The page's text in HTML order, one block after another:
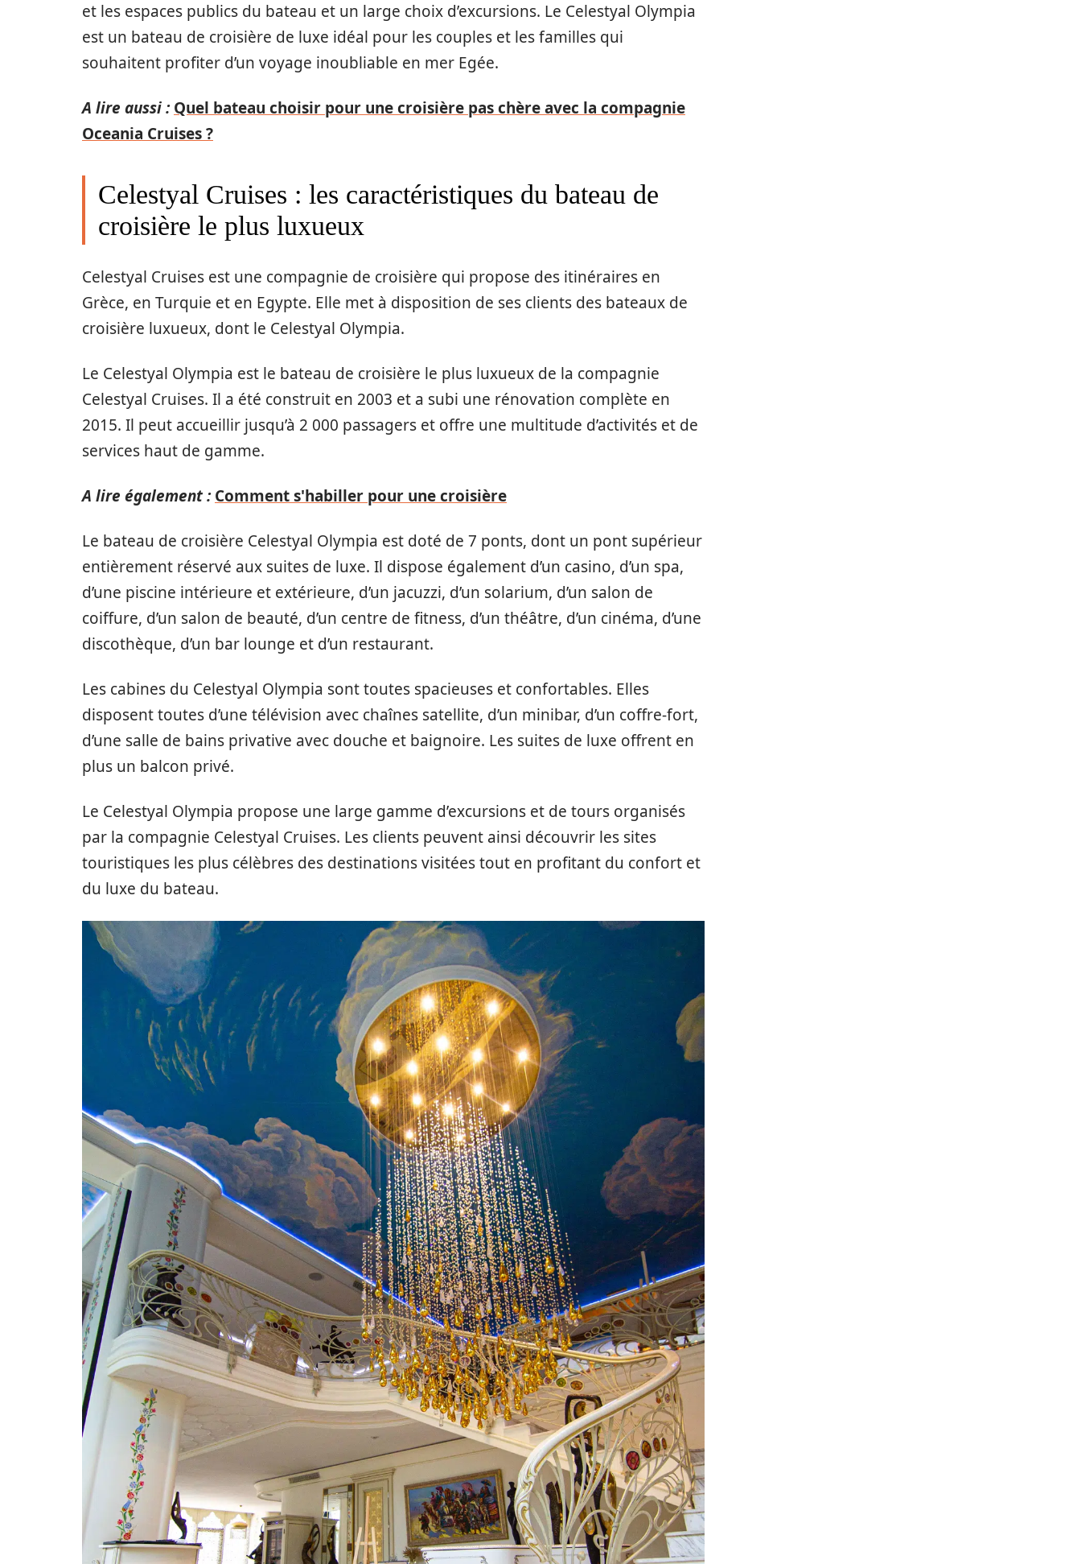
et les espaces publics du bateau et un large choix d’excursions. Le Celestyal Olympia
est un bateau de croisière de luxe idéal pour les couples et les familles qui
souhaitent profiter d’un voyage inoubliable en mer Egée.
A lire aussi : Quel bateau choisir pour une croisière pas chère avec la compagnie
Oceania Cruises ?
Celestyal Cruises : les caractéristiques du bateau de
croisière le plus luxueux
Celestyal Cruises est une compagnie de croisière qui propose des itinéraires en
Grèce, en Turquie et en Egypte. Elle met à disposition de ses clients des bateaux de
croisière luxueux, dont le Celestyal Olympia.
Le Celestyal Olympia est le bateau de croisière le plus luxueux de la compagnie
Celestyal Cruises. Il a été construit en 2003 et a subi une rénovation complète en
2015. Il peut accueillir jusqu’à 2 000 passagers et offre une multitude d’activités et de
services haut de gamme.
A lire également : Comment s'habiller pour une croisière
Le bateau de croisière Celestyal Olympia est doté de 7 ponts, dont un pont supérieur
entièrement réservé aux suites de luxe. Il dispose également d’un casino, d’un spa,
d’une piscine intérieure et extérieure, d’un jacuzzi, d’un solarium, d’un salon de
coiffure, d’un salon de beauté, d’un centre de fitness, d’un théâtre, d’un cinéma, d’une
discothèque, d’un bar lounge et d’un restaurant.
Les cabines du Celestyal Olympia sont toutes spacieuses et confortables. Elles
disposent toutes d’une télévision avec chaînes satellite, d’un minibar, d’un coffre-fort,
d’une salle de bains privative avec douche et baignoire. Les suites de luxe offrent en
plus un balcon privé.
Le Celestyal Olympia propose une large gamme d’excursions et de tours organisés
par la compagnie Celestyal Cruises. Les clients peuvent ainsi découvrir les sites
touristiques les plus célèbres des destinations visitées tout en profitant du confort et
du luxe du bateau.